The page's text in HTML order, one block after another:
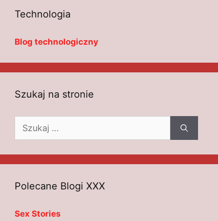
Technologia
Blog technologiczny
Szukaj na stronie
Polecane Blogi XXX
Sex Stories